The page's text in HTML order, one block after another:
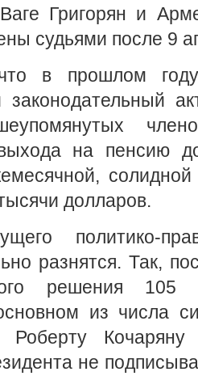
Григорян и
судьями после 9
в прошлом
законодательный
на пенсию
долларов.
политико-
разнятся. Так,
решения 105
из числа
Роберту
не